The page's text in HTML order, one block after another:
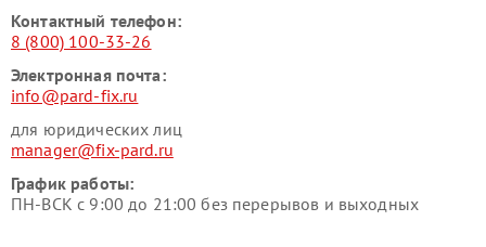
Контактный телефон:
8 (800) 100-33-26
Электронная почта:
info@pard-fix.ru
для юридических лиц
manager@fix-pard.ru
График работы:
ПН-ВСК с 9:00 до 21:00 без перерывов и выходных